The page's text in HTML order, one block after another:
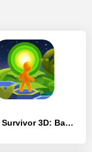
Galaxy Survivor 3D: Back Home - [Взлом/МОД Unlocked]